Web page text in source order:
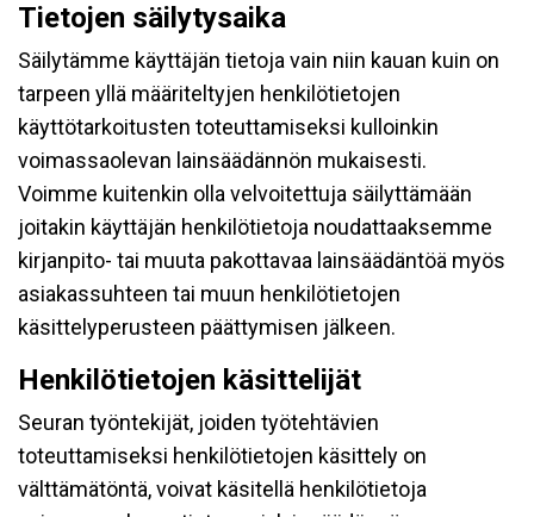
Tietojen säilytysaika
Säilytämme käyttäjän tietoja vain niin kauan kuin on
tarpeen yllä määriteltyjen henkilötietojen
käyttötarkoitusten toteuttamiseksi kulloinkin
voimassaolevan lainsäädännön mukaisesti.
Voimme kuitenkin olla velvoitettuja säilyttämään
joitakin käyttäjän henkilötietoja noudattaaksemme
kirjanpito- tai muuta pakottavaa lainsäädäntöä myös
asiakassuhteen tai muun henkilötietojen
käsittelyperusteen päättymisen jälkeen.
Henkilötietojen käsittelijät
Seuran työntekijät, joiden työtehtävien
toteuttamiseksi henkilötietojen käsittely on
välttämätöntä, voivat käsitellä henkilötietoja